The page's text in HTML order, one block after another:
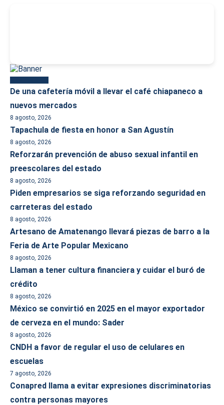
De una cafetería móvil a llevar el café chiapaneco a
nuevos mercados
8 agosto, 2026
Tapachula de fiesta en honor a San Agustín
8 agosto, 2026
Reforzarán prevención de abuso sexual infantil en
preescolares del estado
8 agosto, 2026
Piden empresarios se siga reforzando seguridad en
carreteras del estado
8 agosto, 2026
Artesano de Amatenango llevará piezas de barro a la
Feria de Arte Popular Mexicano
8 agosto, 2026
Llaman a tener cultura financiera y cuidar el buró de
crédito
8 agosto, 2026
México se convirtió en 2025 en el mayor exportador
de cerveza en el mundo: Sader
8 agosto, 2026
CNDH a favor de regular el uso de celulares en
escuelas
7 agosto, 2026
Conapred llama a evitar expresiones discriminatorias
contra personas mayores